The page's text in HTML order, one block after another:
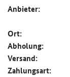
Anbieter:
Ort:
Abholung:
Versand:
Zahlungsart: